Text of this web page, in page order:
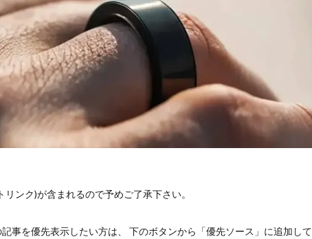
ンク)が含まれるので予めご了承下さい。
事を優先表示したい方は、 下のボタンから「優先ソース」に追加して